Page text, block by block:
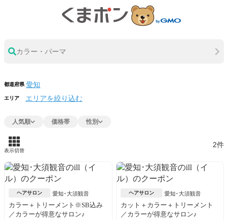
カラー・パーマ
都道府県
エリア エリアを絞り込む
人気順 価格帯 性別
表示切替
2件
ヘアサロン 愛知･大須観音
カラー＋トリーメント※SB込み
／カラーが得意なサロン♪
ヘアサロン 愛知･大須観音
カット＋カラー＋トリーメント
／カラーが得意なサロン♪